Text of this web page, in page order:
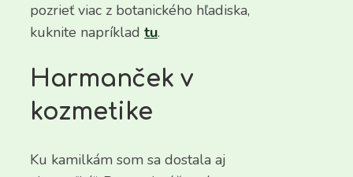
pozrieť viac z botanického hľadiska,
kuknite napríklad tu.
Harmanček v
kozmetike
Ku kamilkám som sa dostala aj